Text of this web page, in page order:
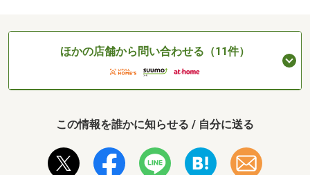
ほかの店舗から問い合わせる（11件）
この情報を誰かに知らせる / 自分に送る